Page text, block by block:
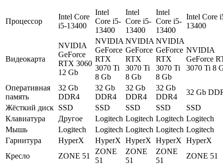
Процессор
Intel Core
i5-13400
Intel
Core i5-
13400
Intel
Core i5-
13400
Intel
Core i5-
13400
Intel Core
13400
Видеокарта
NVIDIA
GeForce
RTX 3060
12 Gb
NVIDIA
GeForce
RTX
3070 Ti
8 Gb
NVIDIA
GeForce
RTX
3070 Ti
8 Gb
NVIDIA
GeForce
RTX
3070 Ti
8 Gb
NVIDIA
GeForce
3070 Ti 8
Оперативная
память
32 Gb
DDR4
32 Gb
DDR4
32 Gb
DDR4
32 Gb
DDR4
32 Gb
Жёсткий диск SSD SSD SSD SSD
SSD
Клавиатура
Другое Logitech Logitech Logitech Logitech
Мышь
Logitech Logitech Logitech Logitech Logitech
Гарнитура
HyperX HyperX HyperX HyperX HyperX
Кресло
ZONE 51
ZONE
51
ZONE
51
ZONE
51
ZONE 51